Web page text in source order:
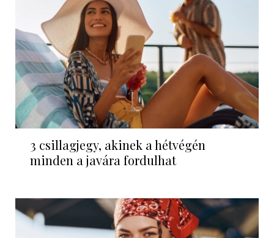
3 csillagjegy, akinek a hétvégén
minden a javára fordulhat